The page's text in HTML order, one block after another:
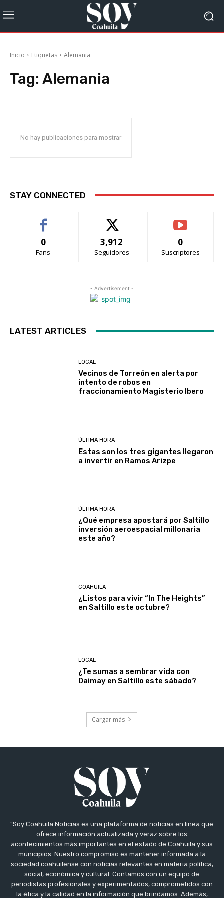
Inicio Etiquetas Alemania
Tag: Alemania
No hay publicaciones para mostrar
STAY CONNECTED
0
Fans
3,912
Seguidores
0
Suscriptores
- Advertisement -
LATEST ARTICLES
LOCAL
Vecinos de Torreón en alerta por
intento de robos en
fraccionamiento Magisterio Ibero
ÚLTIMA HORA
Estas son los tres gigantes llegaron
a invertir en Ramos Arizpe
ÚLTIMA HORA
¿Qué empresa apostará por Saltillo
inversión aeroespacial millonaria
este año?
COAHUILA
¿Listos para vivir “In The Heights”
en Saltillo este octubre?
LOCAL
¿Te sumas a sembrar vida con
Daimay en Saltillo este sábado?
Cargar más
"Soy Coahuila Noticias es una plataforma de noticias en línea que
ofrece información actualizada y veraz sobre los
acontecimientos más importantes en el estado de Coahuila y sus
municipios. Nuestro compromiso es mantener informada a la
sociedad coahuilense con noticias relevantes en materia política,
social, económica y cultural. Contamos con un equipo de
periodistas profesionales y experimentados, comprometidos con
la ética y la calidad en la información que brindamos. Además,